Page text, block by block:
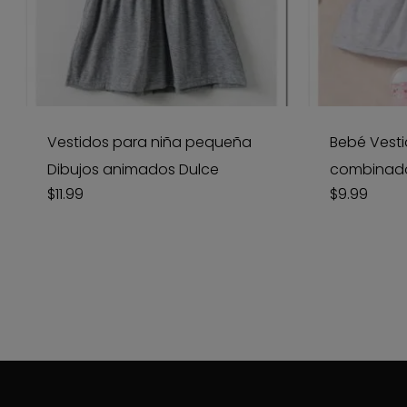
Vestidos para niña pequeña
Dibujos animados Dulce
$11.99
Bebé
$9.99